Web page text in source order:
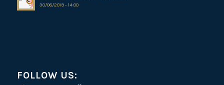
30/08/2019 - 14:00
FOLLOW US: